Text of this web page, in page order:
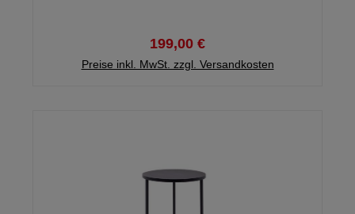
199,00 €
Preise inkl. MwSt. zzgl. Versandkosten